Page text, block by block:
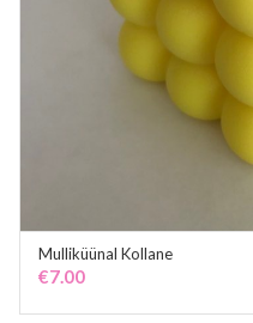
Mulliküünal Kollane
€7.00